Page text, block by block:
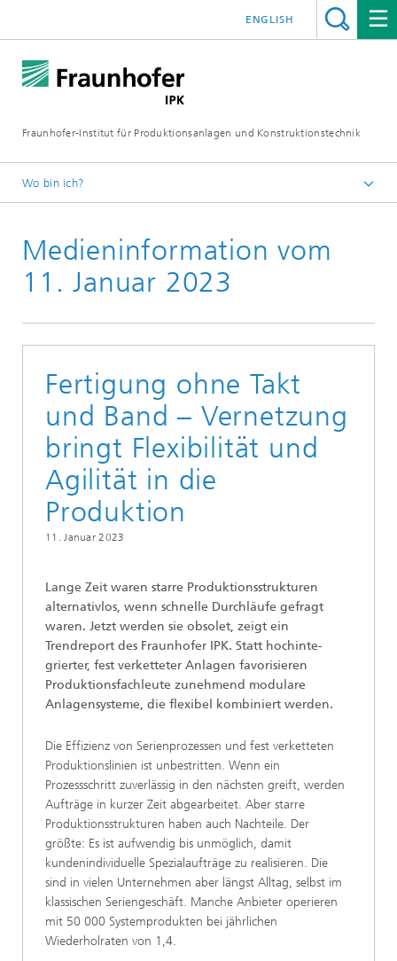
Fraunhofer-Institut für Produktionsanlagen und Konstruktionstechnik
ENGLISH
Wo bin ich?
Medien
Medieninformationen
Medieninformation vom
11. Januar 2023
Fertigung ohne Takt
und Band – Vernetzung
bringt Flexibilität und
Agilität in die
Produktion
11. Januar 2023
Lange Zeit waren ­starre Produktionsstrukturen
alternativlos, wenn schnelle Durchläufe gefragt
waren. Jetzt werden sie obsolet, zeigt ein
Trendreport des Fraunhofer IPK. Statt hochinte­
grierter, fest verketteter Anlagen favorisieren
Produktions­fachleute zunehmend modulare
Anlagen­systeme, die flexibel kombiniert werden.
Die Effizienz von Serienprozessen und fest verketteten
Produktionslinien ist unbestritten. Wenn ein
Prozessschritt zuverlässig in den nächsten greift, werden
Aufträge in kurzer Zeit abgearbeitet. Aber starre
Produktionsstrukturen haben auch Nachteile. Der
größte: Es ist aufwendig bis unmöglich, damit
kundenindividuelle Spezialaufträge zu realisieren. Die
sind in vielen Unternehmen aber längst Alltag, selbst im
klassischen Seriengeschäft. Manche Anbieter operieren
mit 50 000 Systemprodukten bei jährlichen
Wiederholraten von 1,4.